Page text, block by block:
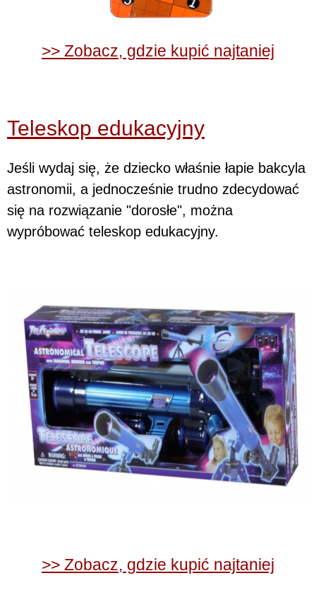
>> Zobacz, gdzie kupić najtaniej
Teleskop edukacyjny
Jeśli wydaj się, że dziecko właśnie łapie bakcyla
astronomii, a jednocześnie trudno zdecydować
się na rozwiązanie "dorosłe", można
wypróbować teleskop edukacyjny.
>> Zobacz, gdzie kupić najtaniej